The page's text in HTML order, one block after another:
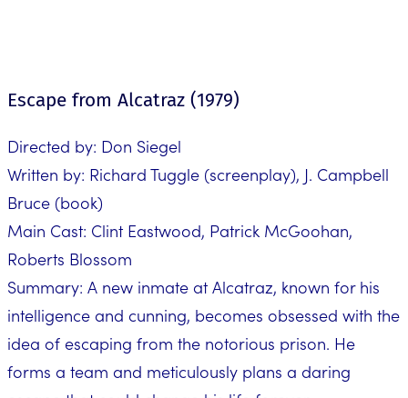
Escape from Alcatraz (1979)
Directed by: Don Siegel
Written by: Richard Tuggle (screenplay), J. Campbell
Bruce (book)
Main Cast: Clint Eastwood, Patrick McGoohan,
Roberts Blossom
Summary: A new inmate at Alcatraz, known for his
intelligence and cunning, becomes obsessed with the
idea of escaping from the notorious prison. He
forms a team and meticulously plans a daring